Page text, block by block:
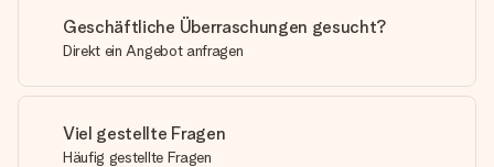
Geschäftliche Überraschungen gesucht?
Direkt ein Angebot anfragen
Viel gestellte Fragen
Häufig gestellte Fragen